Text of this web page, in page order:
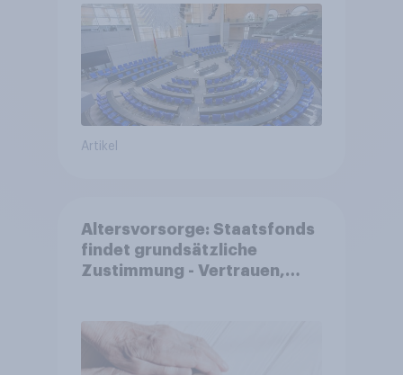
Artikel
Altersvorsorge: Staatsfonds
findet grundsätzliche
Zustimmung - Vertrauen,
Akzeptanz